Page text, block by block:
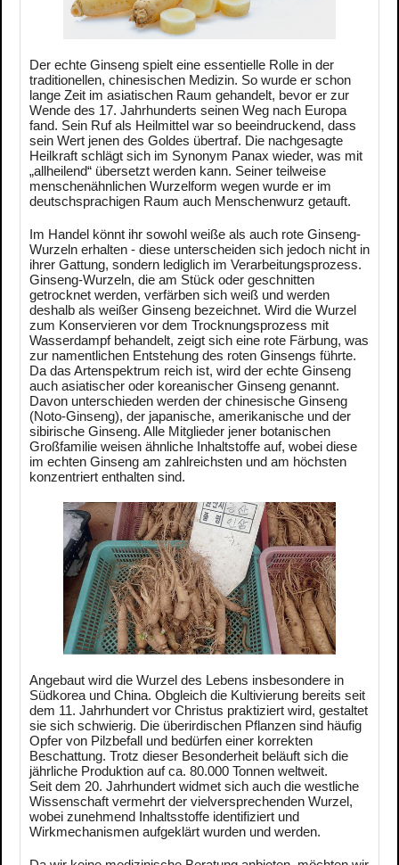
Der echte Ginseng spielt eine essentielle Rolle in der
traditionellen, chinesischen Medizin. So wurde er schon
lange Zeit im asiatischen Raum gehandelt, bevor er zur
Wende des 17. Jahrhunderts seinen Weg nach Europa
fand. Sein Ruf als Heilmittel war so beeindruckend, dass
sein Wert jenen des Goldes übertraf. Die nachgesagte
Heilkraft schlägt sich im Synonym Panax wieder, was mit
„allheilend“ übersetzt werden kann. Seiner teilweise
menschenähnlichen Wurzelform wegen wurde er im
deutschsprachigen Raum auch Menschenwurz getauft.
Im Handel könnt ihr sowohl weiße als auch rote Ginseng-
Wurzeln erhalten - diese unterscheiden sich jedoch nicht in
ihrer Gattung, sondern lediglich im Verarbeitungsprozess.
Ginseng-Wurzeln, die am Stück oder geschnitten
getrocknet werden, verfärben sich weiß und werden
deshalb als weißer Ginseng bezeichnet. Wird die Wurzel
zum Konservieren vor dem Trocknungsprozess mit
Wasserdampf behandelt, zeigt sich eine rote Färbung, was
zur namentlichen Entstehung des roten Ginsengs führte.
Da das Artenspektrum reich ist, wird der echte Ginseng
auch asiatischer oder koreanischer Ginseng genannt.
Davon unterschieden werden der chinesische Ginseng
(Noto-Ginseng), der japanische, amerikanische und der
sibirische Ginseng. Alle Mitglieder jener botanischen
Großfamilie weisen ähnliche Inhaltstoffe auf, wobei diese
im echten Ginseng am zahlreichsten und am höchsten
konzentriert enthalten sind.
Angebaut wird die Wurzel des Lebens insbesondere in
Südkorea und China. Obgleich die Kultivierung bereits seit
dem 11. Jahrhundert vor Christus praktiziert wird, gestaltet
sie sich schwierig. Die überirdischen Pflanzen sind häufig
Opfer von Pilzbefall und bedürfen einer korrekten
Beschattung. Trotz dieser Besonderheit beläuft sich die
jährliche Produktion auf ca. 80.000 Tonnen weltweit.
Seit dem 20. Jahrhundert widmet sich auch die westliche
Wissenschaft vermehrt der vielversprechenden Wurzel,
wobei zunehmend Inhaltsstoffe identifiziert und
Wirkmechanismen aufgeklärt wurden und werden.